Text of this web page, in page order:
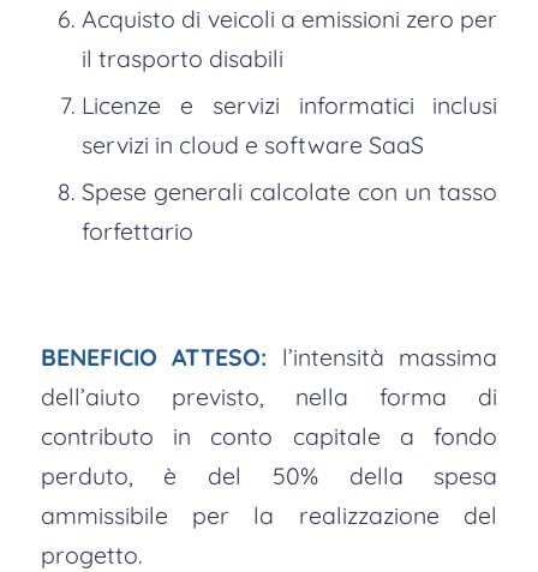
Acquisto di veicoli a emissioni zero per
il trasporto disabili
Licenze e servizi informatici inclusi
servizi in cloud e software SaaS
Spese generali calcolate con un tasso
forfettario
BENEFICIO ATTESO: l’intensità massima
dell’aiuto previsto, nella forma di
contributo in conto capitale a fondo
perduto, è del 50% della spesa
ammissibile per la realizzazione del
progetto.